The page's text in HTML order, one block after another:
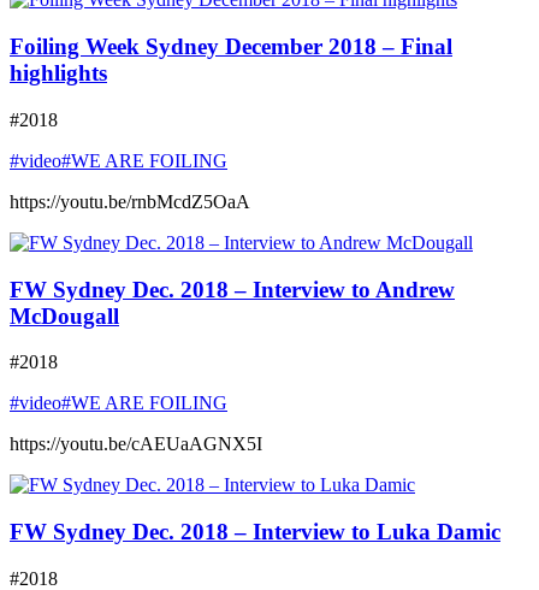
Foiling Week Sydney December 2018 – Final
highlights
#2018
#video#WE ARE FOILING
https://youtu.be/rnbMcdZ5OaA
FW Sydney Dec. 2018 – Interview to Andrew
McDougall
#2018
#video#WE ARE FOILING
https://youtu.be/cAEUaAGNX5I
FW Sydney Dec. 2018 – Interview to Luka Damic
#2018